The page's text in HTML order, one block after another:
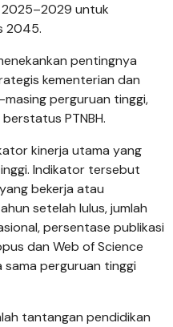
2025–2029 untuk
2045.
pentingnya
kementerian dan
perguruan tinggi,
PTNBH.
kinerja utama yang
Indikator tersebut
bekerja atau
setelah lulus, jumlah
persentase publikasi
dan Web of Science
sama perguruan tinggi
tantangan pendidikan